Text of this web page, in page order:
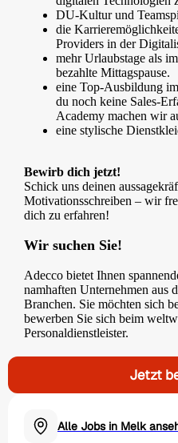
DU-Kultur und
die
Providers in der
mehr Urlaubstage als
bezahlte Mittagspause.
eine Top-Ausbildung
du noch keine Sales-
Academy machen wir
eine stylische
Bewirb dich jetzt!
Schick uns deinen
Motivationsschreiben – wir
dich zu erfahren!
Wir suchen Sie!
Adecco bietet Ihnen
namhaften Unternehmen aus
Branchen. Sie möchten sich
bewerben Sie sich beim
Personaldienstleister.
Jetzt
Alle Jobs in Melk